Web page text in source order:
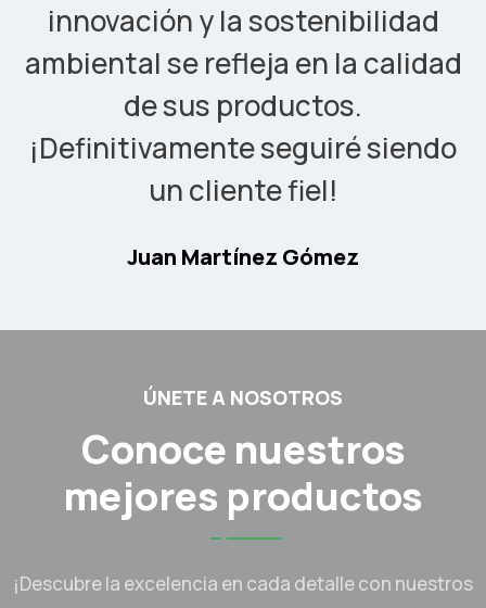
innovación y la sostenibilidad
ambiental se refleja en la calidad
de sus productos.
¡Definitivamente seguiré siendo
un cliente fiel!
Juan Martínez Gómez
ÚNETE A NOSOTROS
Conoce nuestros
mejores productos
¡Descubre la excelencia en cada detalle con nuestros